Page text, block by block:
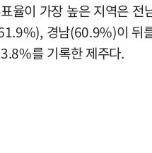
율이 가장 높은 지역은
경남(60.9%)이 뒤
를 기록한 제주다.